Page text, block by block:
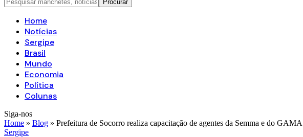
Home
Notícias
Sergipe
Brasil
Mundo
Economia
Política
Colunas
Siga-nos
Home » Blog » Prefeitura de Socorro realiza capacitação de agentes da Semma e do GAMA
Sergipe